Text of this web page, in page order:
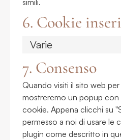
simili.
6. Cookie
Varie
7. Consenso
Quando visiti il sito web
mostreremo un popup con
cookie. Appena clicchi su
permesso a noi di usare le
plugin come descritto in